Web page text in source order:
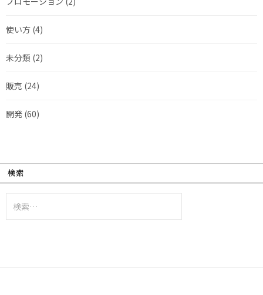
使い方 (4)
未分類 (2)
販売 (24)
開発 (60)
検索
索: